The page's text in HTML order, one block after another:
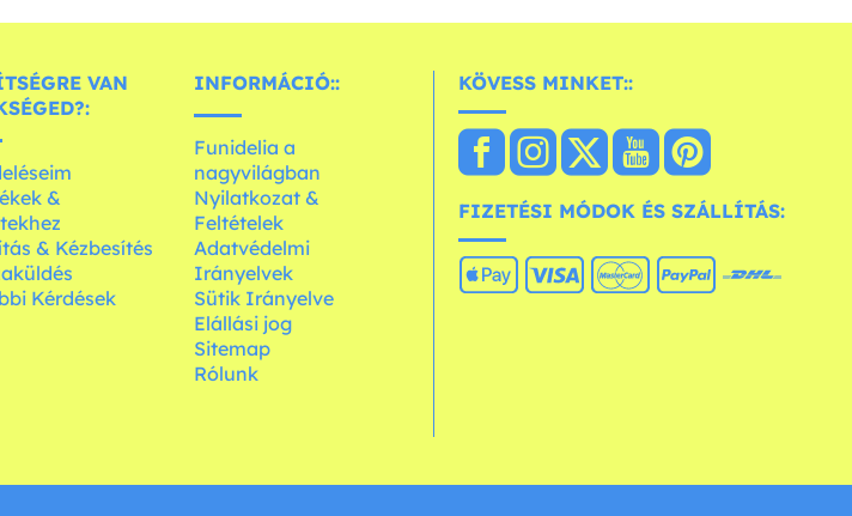
VAN
&
& Kézbesítés
Kérdések
INFORMÁCIÓ::
Funidelia a
nagyvilágban
Nyilatkozat &
Feltételek
Adatvédelmi
Irányelvek
Sütik Irányelve
Elállási jog
Sitemap
Rólunk
KÖVESS MINKET::
FIZETÉSI MÓDOK ÉS SZÁLLÍTÁS: